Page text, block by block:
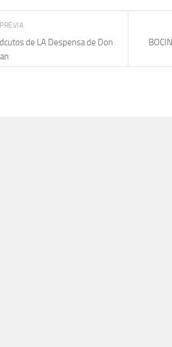
de LA Despensa de Don